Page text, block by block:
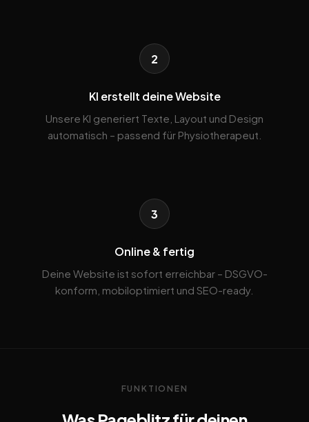
2
KI erstellt deine Website
Unsere KI generiert Texte, Layout und Design
automatisch – passend für Physiotherapeut.
3
Online & fertig
Deine Website ist sofort erreichbar – DSGVO-
konform, mobiloptimiert und SEO-ready.
FUNKTIONEN